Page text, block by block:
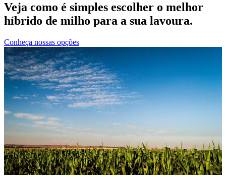
Veja como é simples escolher o melhor
híbrido de milho para a sua lavoura.
Conheça nossas opções